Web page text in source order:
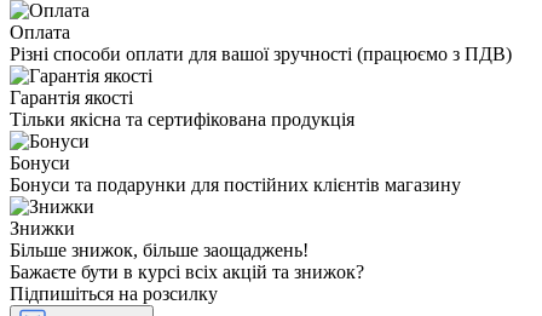
Оплата
Різні способи оплати для вашої зручності (працюємо з ПДВ)
Гарантія якості
Тільки якісна та сертифікована продукція
Бонуси
Бонуси та подарунки для постійних клієнтів магазину
Знижки
Більше знижок, більше заощаджень!
Бажаєте бути в курсі всіх акцій та знижок?
Підпишіться на розсилку